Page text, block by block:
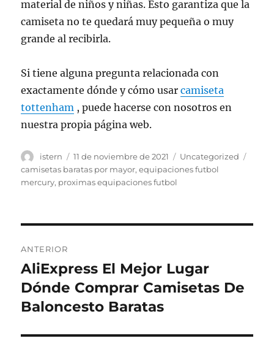
material de niños y niñas. Esto garantiza que la
camiseta no te quedará muy pequeña o muy
grande al recibirla.
Si tiene alguna pregunta relacionada con
exactamente dónde y cómo usarcamiseta
tottenham , puede hacerse con nosotros en
nuestra propia página web.
Autor
istern
Publicado
el
11 de noviembre de 2021 Categorías
Uncategorized
camisetas baratas por mayor,equipaciones futbol
mercury, proximas equipaciones futbol
de
entradas
ANTERIOR
Entrada
anterior:
AliExpress El Mejor Lugar
Dónde Comprar Camisetas De
Baloncesto Baratas